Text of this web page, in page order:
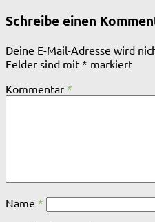
Schreibe einen
Deine E-Mail-Adresse wird
Felder sind mit * markiert
Kommentar *
Name *